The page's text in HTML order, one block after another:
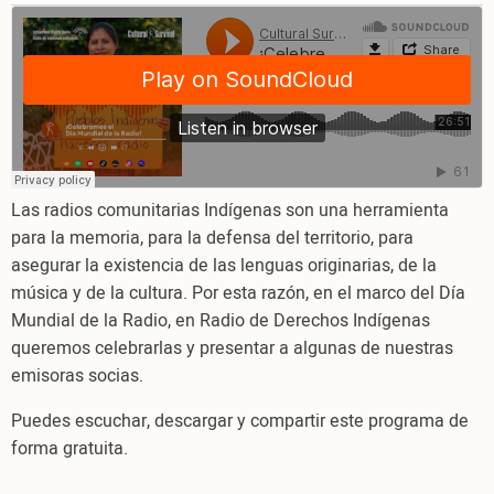
el
Día
Mundial
de
la
Radio!
Las radios comunitarias Indígenas son una herramienta
para la memoria, para la defensa del territorio, para
asegurar la existencia de las lenguas originarias, de la
música y de la cultura. Por esta razón, en el marco del Día
Mundial de la Radio, en Radio de Derechos Indígenas
queremos celebrarlas y presentar a algunas de nuestras
emisoras socias.
Puedes escuchar, descargar y compartir este programa de
forma gratuita.